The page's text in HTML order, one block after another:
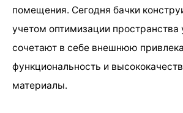
помещения. Сегодня бачки
учетом оптимизации пространства
сочетают в себе внешнюю
функциональность и
материалы.